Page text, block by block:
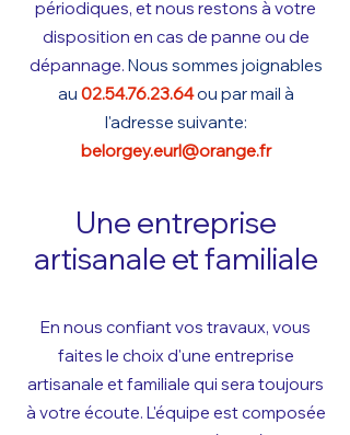
périodiques, et nous restons à votre
disposition en cas de panne ou de
dépannage. Nous sommes joignables
au 02.54.76.23.64ou par mail à
l'adresse suivante:
belorgey.eurl@orange.fr
Une entreprise
artisanale et familiale
En nous confiant vos travaux, vous
faites le choix d'une entreprise
artisanale et familiale qui sera toujours
à votre écoute. L'équipe est composée